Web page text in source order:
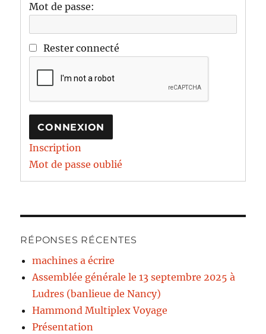
Mot de passe:
Rester connecté
CONNEXION
Inscription
Mot de passe oublié
RÉPONSES RÉCENTES
machines a écrire
Assemblée générale le 13 septembre 2025 à
Ludres (banlieue de Nancy)
Hammond Multiplex Voyage
Présentation